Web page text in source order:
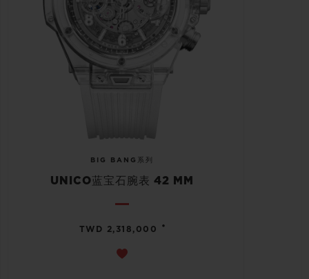
BIG BANG系列
UNICO蓝宝石腕表 42 MM
TWD 2,318,000 •